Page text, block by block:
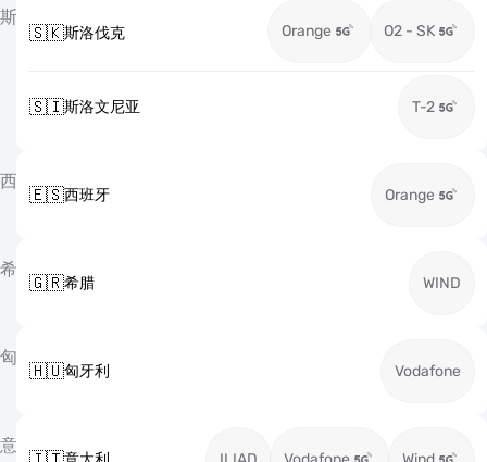
斯
🇸🇰斯洛伐克 Orange O2 - SK
🇸🇮斯洛文尼亚 T-2
西
🇪🇸西班牙 Orange
希
🇬🇷希腊 WIND
匈
🇭🇺匈牙利 Vodafone
意